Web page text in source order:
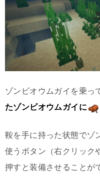
ゾンビオウムガイを乗っ
たゾンビオウムガイに
鞍を手に持った状態でゾ
使うボタン（右クリック
押すと装備させることが